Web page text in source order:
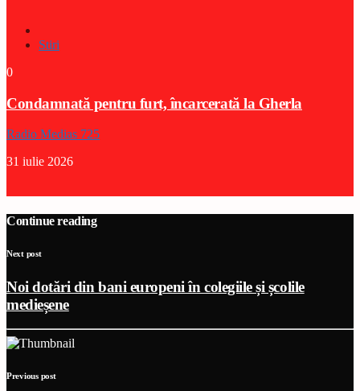
Stiri
0
Condamnată pentru furt, încarcerată la Gherla
Radio Medias 725
31 iulie 2026
Continue reading
Next post
Noi dotări din bani europeni în colegiile și școlile
medieșene
Previous post